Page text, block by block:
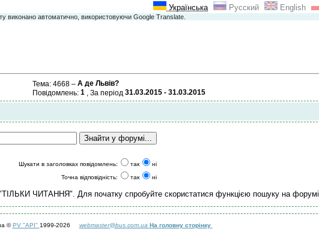
Українська Русский English
виконано автоматично, використовуючи Google Translate.
Тема: 4668 – А де Львів?
Повідомлень: 1 , За період 31.03.2015 - 31.03.2015
Шукати в заголовках повідомлень: так
ні
Точна відповідність:
так ні
ЧИТАННЯ". Для початку спробуйте скористатися функцією пошуку на форумі
©PV "API" 1999-2026 webmaster@bus.com.ua На головну сторінку